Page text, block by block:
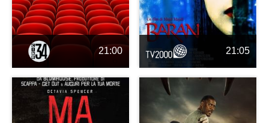
21:00 21:05